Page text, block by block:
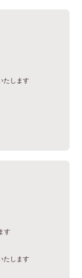
たします
す
たします